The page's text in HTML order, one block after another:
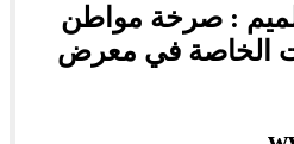
: صرخة مواطن
الخاصة في معرض